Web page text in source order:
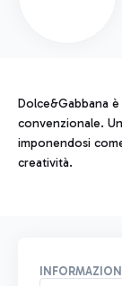
Dolce&Gabbana
convenzionale.
imponendosi
creatività.
INFORMAZIONI